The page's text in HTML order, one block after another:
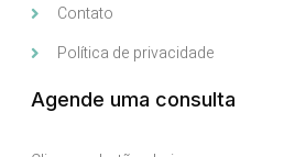
Contato
Política de privacidade
Agende uma consulta